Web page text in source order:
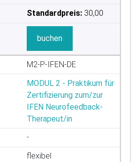
Standardpreis: 30,00
buchen
M2-P-IFEN-DE
MODUL 2 - Praktikum für
Zertifizierung zum/zur
IFEN Neurofeedback-
Therapeut/in
-
flexibel